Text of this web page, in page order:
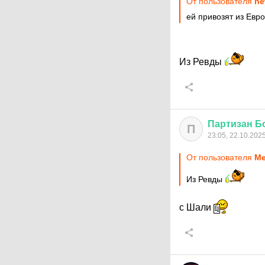
ей привозят из
Из Ревды
П Партизан
23:05, 22.10.2025
От пользователя
Из Ревды
с Шали